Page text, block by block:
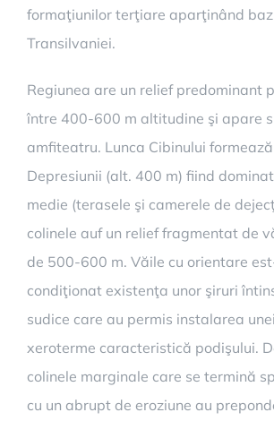
formaţiunilor terţiare aparţinând
Transilvaniei.
Regiunea are un relief predominant
între 400-600 m altitudine şi apare
amfiteatru. Lunca Cibinului
Depresiunii (alt. 400 m) fiind
medie (terasele şi camerele de
colinele auf un relief fragmentat de
de 500-600 m. Văile cu orientare
condiţionat existenţa unor şiruri
sudice care au permis instalarea
xeroterme caracteristică podişului.
colinele marginale care se termină
cu un abrupt de eroziune au